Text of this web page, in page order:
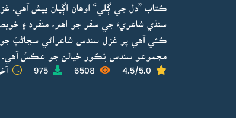
ڪتاب ”دل جي ڳلي“ اوهان اڳيان پيش آهي.
سنڌي شاعريءَ جي سفر جو اهم، منفرد ۽
ڪئي آهي پر غزل سندس شاعراڻي سڃاڻپَ جو
مجموعو سندس نِڪور خيالن جو عڪسُ آهي.
4.5/5.0
6508
975